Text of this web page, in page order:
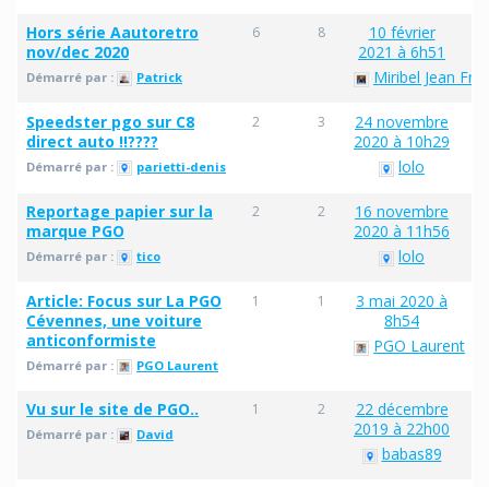
Hors série Aautoretro
nov/dec 2020
Démarré par : Patrick
6 8
10 février
2021 à 6h51
Miribel Jean
Speedster pgo sur C8
direct auto !!????
Démarré par : parietti-denis
2 3
24 novembre
2020 à 10h29
lolo
Reportage papier sur la
marque PGO
Démarré par : tico
2 2
16 novembre
2020 à 11h56
lolo
Article: Focus sur La PGO
Cévennes, une voiture
anticonformiste
Démarré par : PGO Laurent
1 1
3 mai 2020 à
8h54
PGO Laurent
Vu sur le site de PGO..
Démarré par : David
1 2
22 décembre
2019 à 22h00
babas89